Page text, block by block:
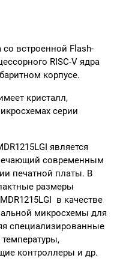
встроенной Flash-
RISC-V ядра
корпусе.
кристалл,
серии
является
современным
печатной платы. В
размеры
в качестве
микросхемы для
специализированные
контроллеры и др.